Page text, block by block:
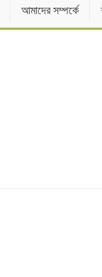
আমাদের সম্পর্কে